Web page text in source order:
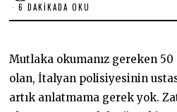
1
2
0
2
3
6 DAKIKADA OKU
Mutlaka okumanız gereken
olan, İtalyan polisiyesinin
artık anlatmama gerek yok.